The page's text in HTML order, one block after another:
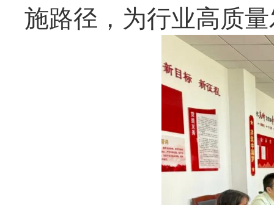
施路径，为行业高质